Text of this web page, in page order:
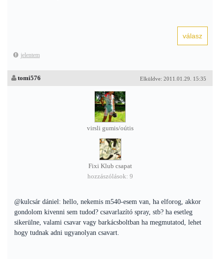
jelentem
Elküldve: 2011.01.29. 15:35
tomi576
virsli gumis/oútis
Fixi Klub csapat
hozzászólások: 9
@kulcsár dániel: hello, nekemis m540-esem van, ha elforog, akkor
gondolom kivenni sem tudod? csavarlazító spray, stb? ha esetleg
sikerülne, valami csavar vagy barkácsboltban ha megmutatod, lehet
hogy tudnak adni ugyanolyan csavart.